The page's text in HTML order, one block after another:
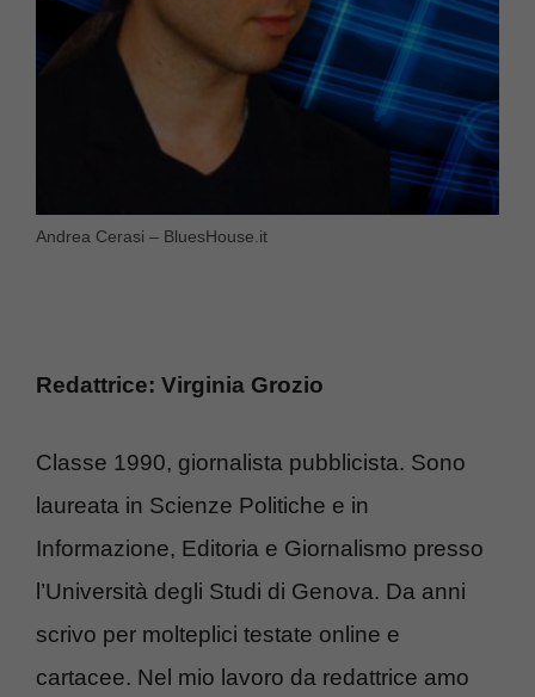
Andrea Cerasi – BluesHouse.it
Redattrice: Virginia Grozio
Classe 1990, giornalista pubblicista. Sono
laureata in Scienze Politiche e in
Informazione, Editoria e Giornalismo presso
l’Università degli Studi di Genova. Da anni
scrivo per molteplici testate online e
cartacee. Nel mio lavoro da redattrice amo